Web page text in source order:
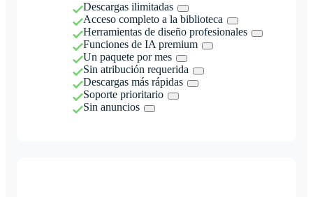
Descargas ilimitadas
Acceso completo a la biblioteca
Herramientas de diseño profesionales
Funciones de IA premium
Un paquete por mes
Sin atribución requerida
Descargas más rápidas
Soporte prioritario
Sin anuncios